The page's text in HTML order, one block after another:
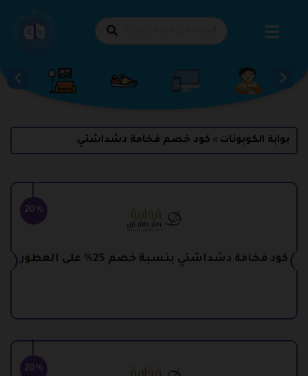
بوابة الكوبونات > كود خصم فخامة دشداشتي
20%
كود فخامة دشداشتي بنسبة خصم 25% على العطور
20%